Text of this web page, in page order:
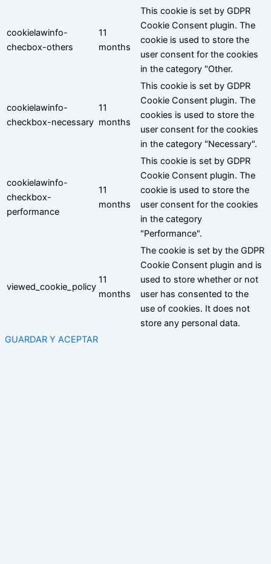
cookielawinfo-
checbox-others
11
months
This cookie is set by GDPR
Cookie Consent plugin. The
cookie is used to store the
user consent for the cookies
in the category "Other.
cookielawinfo-
checkbox-necessary
11
months
This cookie is set by GDPR
Cookie Consent plugin. The
cookies is used to store the
user consent for the cookies
in the category "Necessary".
cookielawinfo-
checkbox-
performance
11
months
This cookie is set by GDPR
Cookie Consent plugin. The
cookie is used to store the
user consent for the cookies
in the category
"Performance".
viewed_cookie_policy
11
months
The cookie is set by the GDPR
Cookie Consent plugin and is
used to store whether or not
user has consented to the
use of cookies. It does not
store any personal data.
GUARDAR Y ACEPTAR